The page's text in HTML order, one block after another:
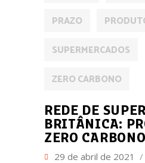
PRAZO
SUPERMERCADOS
ZERO CARBONO
REDE DE
BRITÂNICA:
ZERO
29 de abril de 2021